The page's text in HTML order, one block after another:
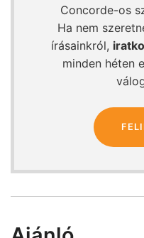
Concorde-os
Ha nem
írásainkról,
minden héten